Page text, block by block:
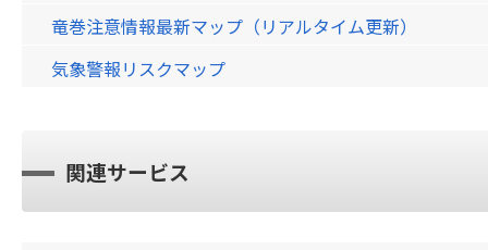
竜巻注意情報最新マップ（リアルタイム更新）
気象警報リスクマップ
関連サービス